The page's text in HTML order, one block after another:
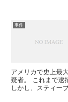
事件
アメリカで史上最
疑者。 これまで逮
しかし、スティー